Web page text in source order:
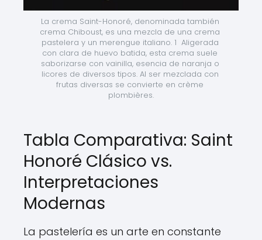
La crema Saint-Honoré, denominada también
crema Chiboust, es una mezcla de una crema
pastelera y un merengue italiano. 1 ​ Aligerada
con clara de huevo batida, esta crema suele
saborizarse con vainilla, esencia de naranja o
licores de diversos tipos. Al ser mezclada con
frutas diversas se convierte en crème
plombières.
Tabla Comparativa: Saint
Honoré Clásico vs.
Interpretaciones
Modernas
La pastelería es un arte en constante